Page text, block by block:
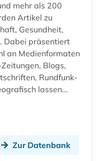
mehr als 200
Artikel zu
Gesundheit,
Dabei präsentiert
an Medienformaten
Blogs,
Rundfunk-
und Videos. Geografisch lassen...
Zur Datenbank